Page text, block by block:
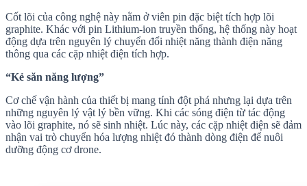
Cốt lõi của công nghệ này nằm ở viên pin đặc biệt tích hợp lõi
graphite. Khác với pin Lithium-ion truyền thống, hệ thống này hoạt
động dựa trên nguyên lý chuyển đổi nhiệt năng thành điện năng
thông qua các cặp nhiệt điện tích hợp.
“Kẻ săn năng lượng”
Cơ chế vận hành của thiết bị mang tính đột phá nhưng lại dựa trên
những nguyên lý vật lý bền vững. Khi các sóng điện từ tác động
vào lõi graphite, nó sẽ sinh nhiệt. Lúc này, các cặp nhiệt điện sẽ đảm
nhận vai trò chuyển hóa lượng nhiệt đó thành dòng điện để nuôi
dưỡng động cơ drone.